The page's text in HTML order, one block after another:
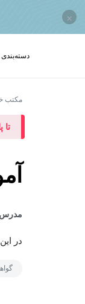
×
دسته‌بندی‌
مکتب
تا
در